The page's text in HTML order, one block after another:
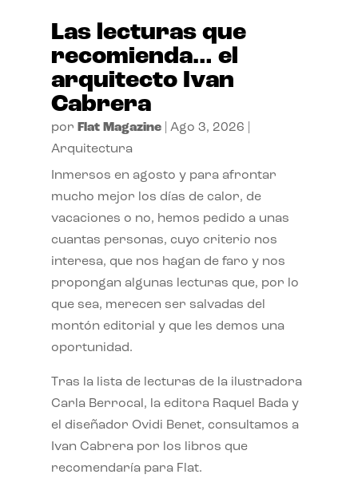
Las lecturas que
recomienda… el
arquitecto Ivan
Cabrera
por Flat Magazine| Ago 3, 2026
Arquitectura
Inmersos en agosto y para afrontar
mucho mejor los días de calor, de
vacaciones o no, hemos pedido a unas
cuantas personas, cuyo criterio nos
interesa, que nos hagan de faro y nos
propongan algunas lecturas que, por lo
que sea, merecen ser salvadas del
montón editorial y que les demos una
oportunidad.
Tras la lista de lecturas de la ilustradora
Carla Berrocal, la editora Raquel Bada y
el diseñador Ovidi Benet, consultamos a
Ivan Cabrera por los libros que
recomendaría para Flat.